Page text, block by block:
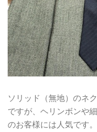
ソリッド（無地）のネ
ですが、ヘリンボンや
のお客様には人気です